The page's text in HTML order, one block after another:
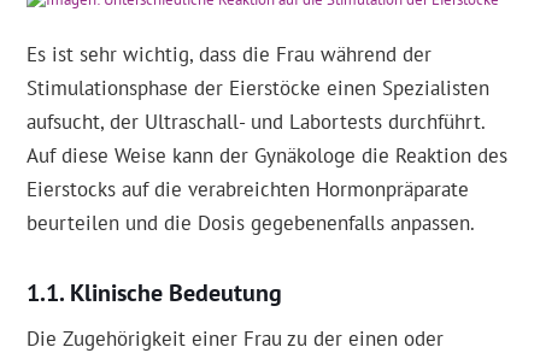
Es ist sehr wichtig, dass die Frau während der
Stimulationsphase der Eierstöcke einen Spezialisten
aufsucht, der Ultraschall- und Labortests durchführt.
Auf diese Weise kann der Gynäkologe die Reaktion des
Eierstocks auf die verabreichten Hormonpräparate
beurteilen und die Dosis gegebenenfalls anpassen.
Klinische Bedeutung
Die Zugehörigkeit einer Frau zu der einen oder